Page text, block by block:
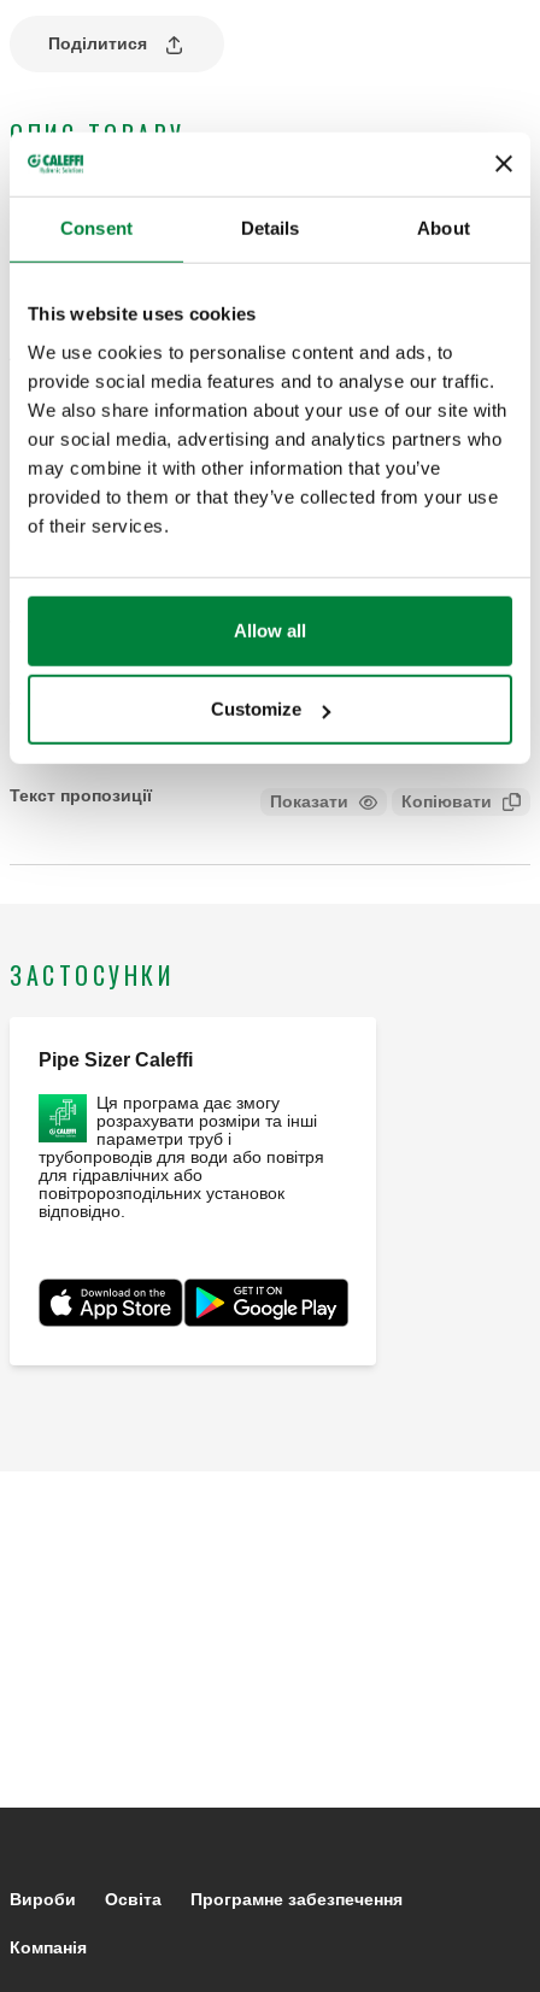
Consent Details About
This website uses cookies
We use cookies to personalise content and ads, to
provide social media features and to analyse our traffic.
We also share information about your use of our site with
our social media, advertising and analytics partners who
may combine it with other information that you’ve
provided to them or that they’ve collected from your use
of their services.
Allow all
Customize
Поділитися
ОПИС ТОВАРУ
△p макс. :6 bar
Максимальний робочий тиск:16 bar
КРЕСЛЕННЯ Й СПЕЦИФІКАЦІЇ
Текст пропозиції Показати Копіювати
ЗАСТОСУНКИ
Pipe Sizer Caleffi
Ця програма дає змогу
розрахувати розміри та інші
параметри труб і
трубопроводів для води або повітря
для гідравлічних або
повітророзподільних установок
відповідно.
Footer main navigation
Вироби Освіта Програмне забезпечення
Компанія